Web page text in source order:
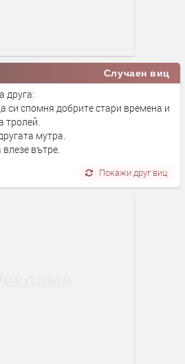
Случаен виц
друга:
си спомня добрите стари времена и
тролей.
мутра.
вътре.
Покажи друг виц